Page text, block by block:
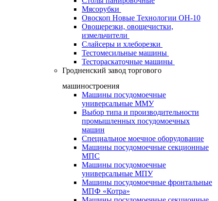
Мясорубки
Овоскоп Новые Технологии ОН-10
Овощерезки, овощечистки,
измельчители
Слайсеры и хлеборезки
Тестомесильные машины
Тестораскаточные машины
Гродненский завод торгового
машиностроения
Машины посудомоечные
универсальные ММУ
Выбор типа и производительности
промышленных посудомоечных
машин
Специальное моечное оборудование
Машины посудомоечные секционные
МПС
Машины посудомоечные
универсальные МПУ
Машины посудомоечные фронтальные
МПФ «Котра»